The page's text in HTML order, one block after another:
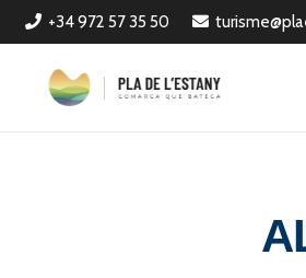
+34 972 57 35 50